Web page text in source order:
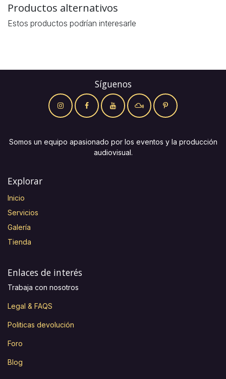
Productos alternativos
Estos productos podrían interesarle
Síguenos
Somos un equipo apasionado por los eventos y la producción
audiovisual.
Explorar
Inicio
Servicios
Galería
Tienda
Enlaces de interés
Trabaja con nosotros
Legal & FAQS
Politicas devolución
Foro
Blog